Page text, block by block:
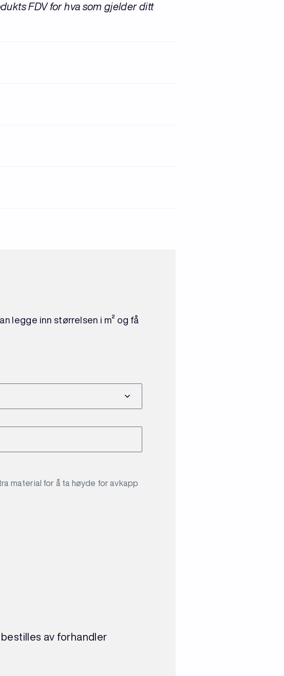
FDV for hva som gjelder ditt
legge inn størrelsen i m² og få
material for å ta høyde for avkapp
av forhandler